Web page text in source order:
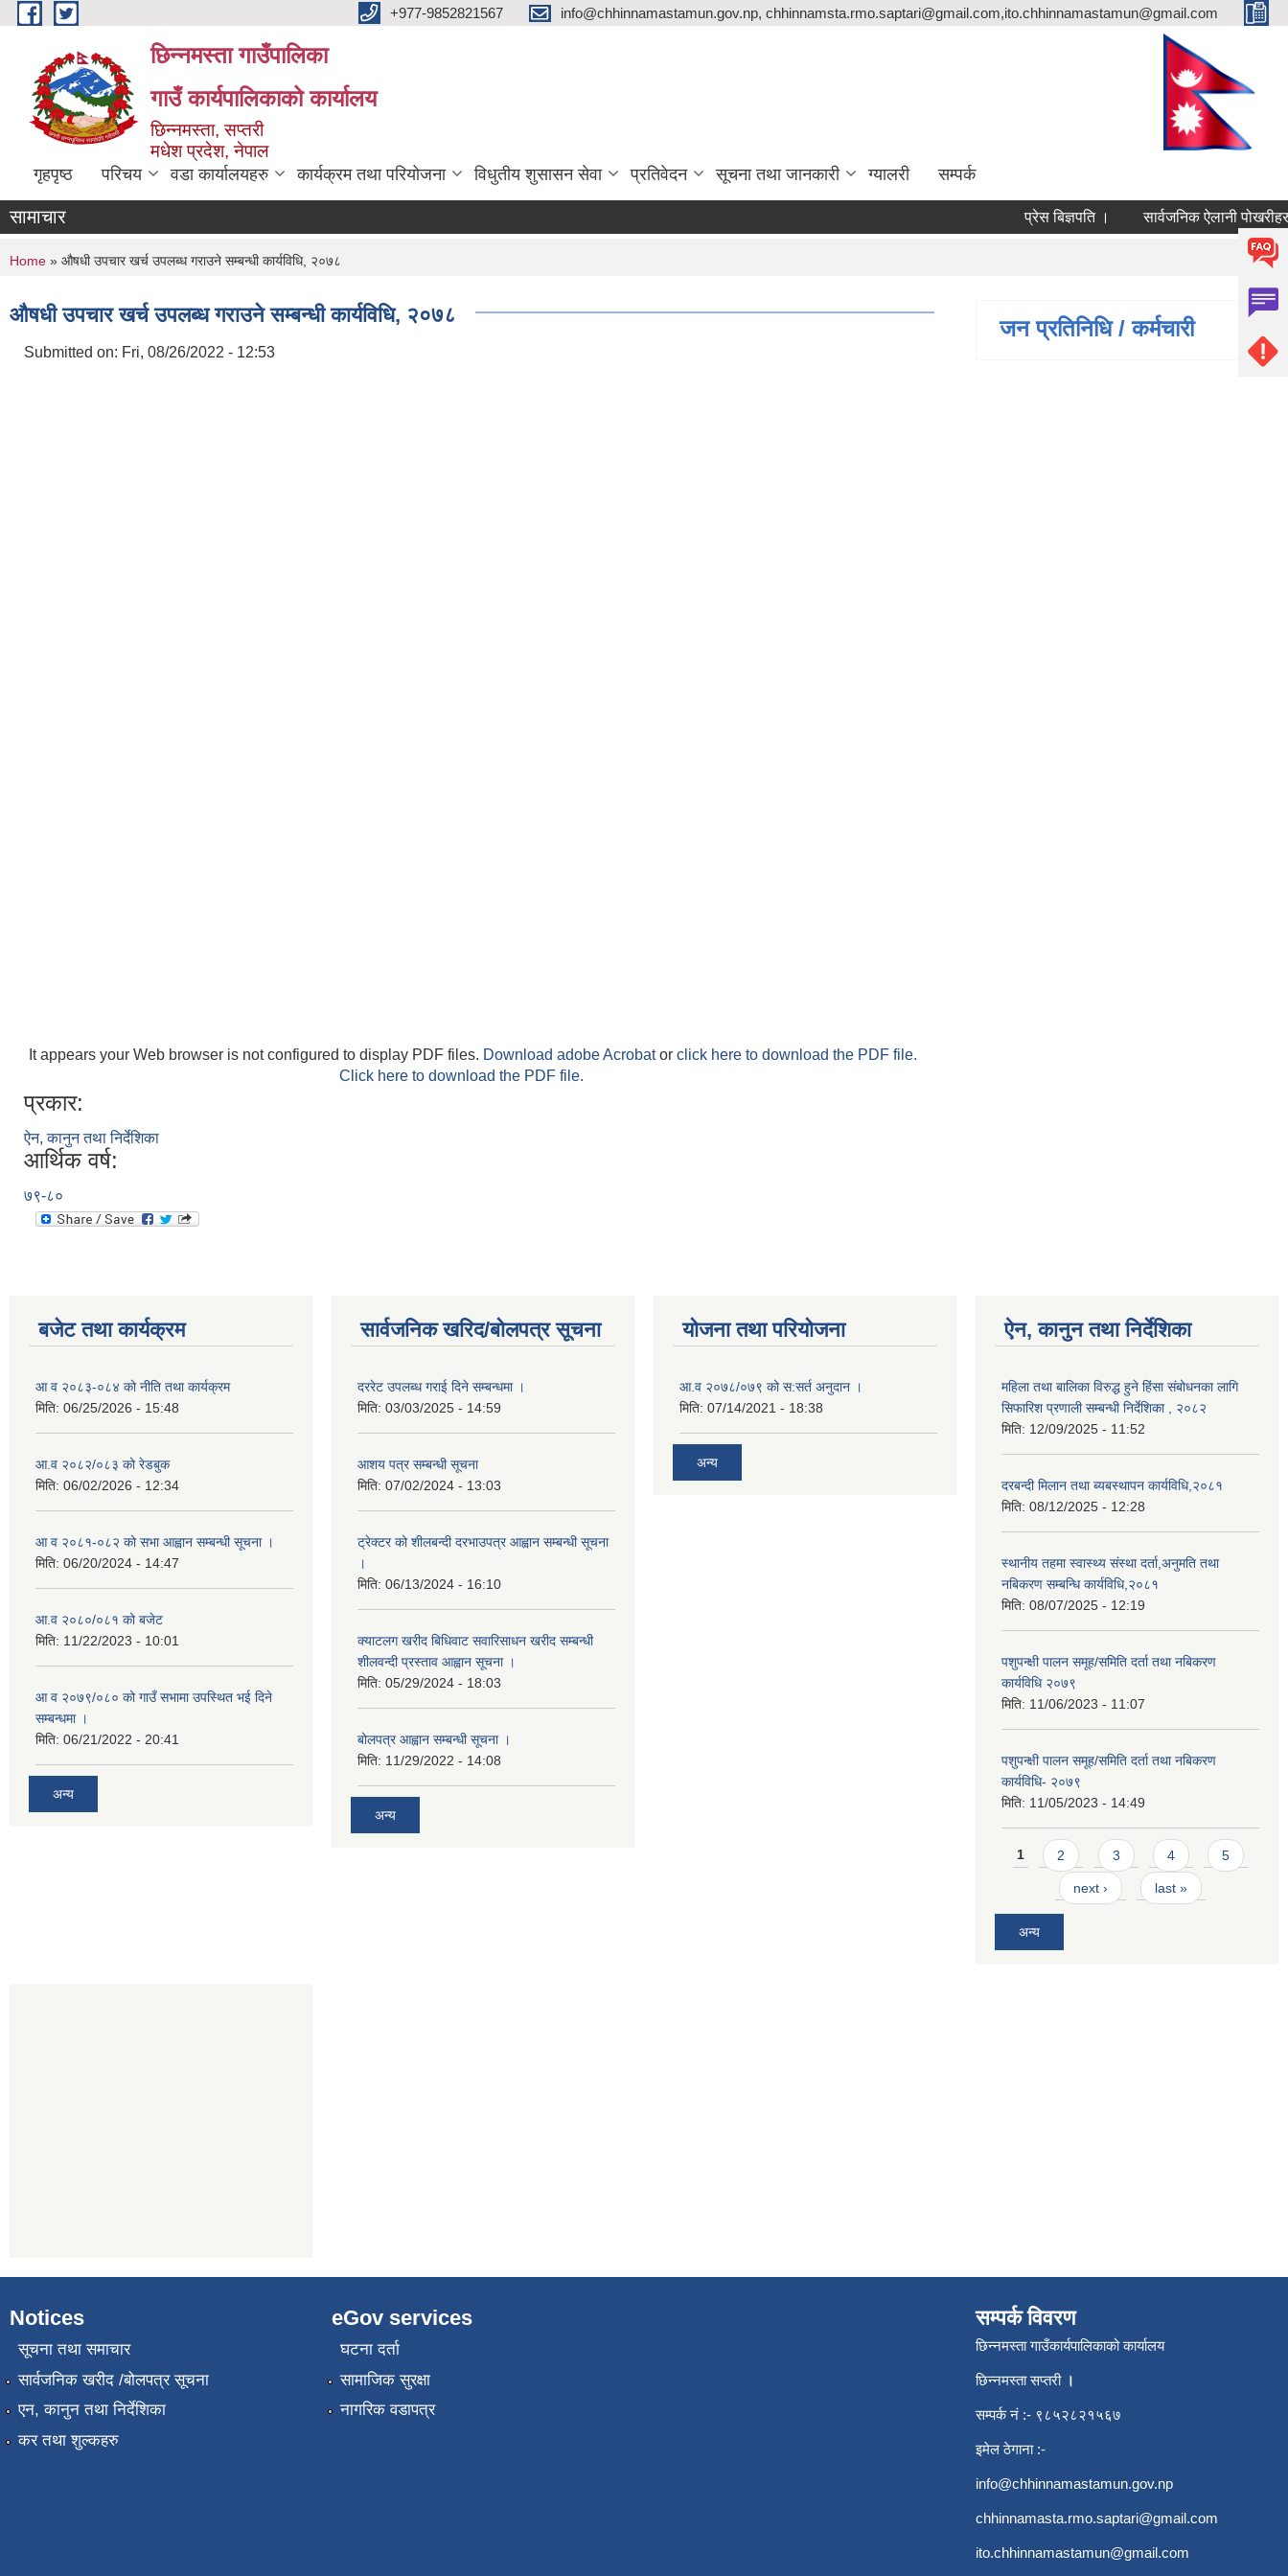
Skip to main content +977-9852821567 info@chhinnamastamun.gov.np, chhinnamsta.rmo.saptari@gmail.com,ito.chhinnamastamun@gmail.com
छिन्नमस्ता गाउँपालिका
गाउँ कार्यपालिकाको कार्यालय
छिन्नमस्ता, सप्तरी
मधेश प्रदेश, नेपाल
गृहपृष्ठ परिचय वडा कार्यालयहरु कार्यक्रम तथा परियोजना विधुतीय शुसासन सेवा प्रतिवेदन सूचना तथा जानकारी ग्यालरी सम्पर्क
सामाचार प्रेस बिज्ञपति । सार्वजनिक ऐलानी
You are here
Home » औषधी उपचार खर्च उपलब्ध गराउने सम्बन्धी कार्यविधि, २०७८
औषधी उपचार खर्च उपलब्ध गराउने सम्बन्धी कार्यविधि, २०७८
Submitted on: Fri, 08/26/2022 - 12:53
It appears your Web browser is not configured to display PDF files. Download adobe Acrobator click here to download the PDF file.
Click here to download the PDF file.
प्रकार:
ऐन, कानुन तथा निर्देशिका
आर्थिक वर्ष:
७९-८०
जन प्रतिनिधि / कर्मचारी
बजेट तथा कार्यक्रम
आ व २०८३-०८४ को नीति तथा कार्यक्रम
मिति: 06/25/2026 - 15:48
आ.व २०८२/०८३ को रेडबुक
मिति: 06/02/2026 - 12:34
आ व २०८१-०८२ को सभा आह्वान सम्बन्धी सूचना ।
मिति: 06/20/2024 - 14:47
आ.व २०८०/०८१ को बजेट
मिति: 11/22/2023 - 10:01
आ व २०७९/०८० को गाउँ सभामा उपस्थित भई दिने
सम्बन्धमा ।
मिति: 06/21/2022 - 20:41
अन्य
सार्वजनिक खरिद/बोलपत्र सूचना
दररेट उपलब्ध गराई दिने सम्बन्धमा ।
मिति: 03/03/2025 - 14:59
आशय पत्र सम्बन्धी सूचना
मिति: 07/02/2024 - 13:03
ट्रेक्टर को शीलबन्दी दरभाउपत्र आह्वान सम्बन्धी सूचना
।
मिति: 06/13/2024 - 16:10
क्याटलग खरीद बिधिवाट सवारिसाधन खरीद सम्बन्धी
शीलवन्दी प्रस्ताव आह्वान सूचना ।
मिति: 05/29/2024 - 18:03
बोलपत्र आह्वान सम्बन्धी सूचना ।
मिति: 11/29/2022 - 14:08
अन्य
योजना तथा परियोजना
आ.व २०७८/०७९ को स:सर्त अनुदान ।
मिति: 07/14/2021 - 18:38
अन्य
ऐन, कानुन तथा निर्देशिका
महिला तथा बालिका विरुद्ध हुने हिंसा संबोधनका लागि
सिफारिश प्रणाली सम्बन्धी निर्देशिका , २०८२
मिति: 12/09/2025 - 11:52
दरबन्दी मिलान तथा ब्यबस्थापन कार्यविधि,२०८१
मिति: 08/12/2025 - 12:28
स्थानीय तहमा स्वास्थ्य संस्था दर्ता,अनुमति तथा
नबिकरण सम्बन्धि कार्यविधि,२०८१
मिति: 08/07/2025 - 12:19
पशुपन्क्षी पालन समूह/समिति दर्ता तथा नबिकरण
कार्यविधि २०७९
मिति: 11/06/2023 - 11:07
पशुपन्क्षी पालन समूह/समिति दर्ता तथा नबिकरण
कार्यविधि- २०७९
मिति: 11/05/2023 - 14:49
Pages
1 2 3 4 5
next › last »
अन्य
Notices
सूचना तथा समाचार
सार्वजनिक खरीद /बोलपत्र सूचना
एन, कानुन तथा निर्देशिका
कर तथा शुल्कहरु
eGov services
घटना दर्ता
सामाजिक सुरक्षा
नागरिक वडापत्र
सम्पर्क विवरण
छिन्नमस्ता गाउँकार्यपालिकाको कार्यालय
छिन्नमस्ता सप्तरी ।
सम्पर्क नं :- ९८५२८२१५६७
इमेल ठेगाना :-
info@chhinnamastamun.gov.np
chhinnamasta.rmo.saptari@gmail.com
ito.chhinnamastamun@gmail.com